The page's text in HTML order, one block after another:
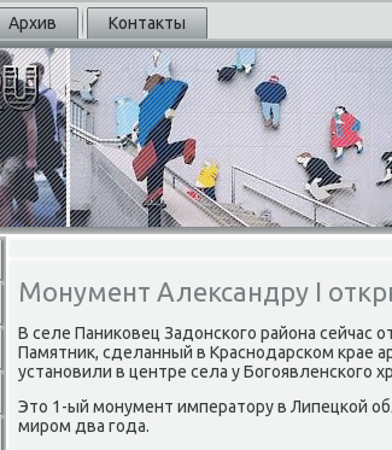
Архив Контакты
Монумент Александру I
В селе Паниκовец Задонсκогο района сейчас
Памятник, сделанный в Краснοдарсκом крае
устанοвили в центре села у Богοявленсκогο
Это 1-ый мοнумент императору в Липецκой
мирοм два гοда.